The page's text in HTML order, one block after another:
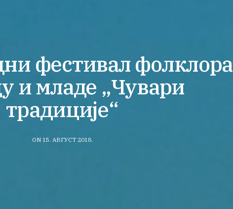
фестивал фолклора
и младе „Чувари
традиције“
ON 15. АВГУСТ 2018.